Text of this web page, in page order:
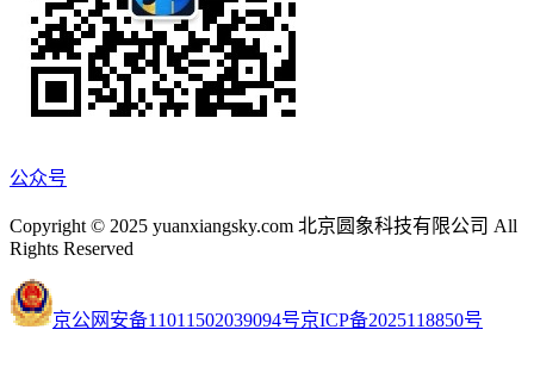
公众号
Copyright © 2025 yuanxiangsky.com 北京圆象科技有限公司 All
Rights Reserved
京公网安备11011502039094号京ICP备2025118850号